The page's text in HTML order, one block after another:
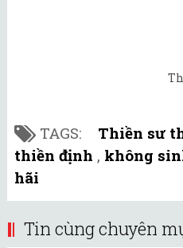
TAGS: Thiền sư
thiền định , không
hãi
Tin cùng chuyên